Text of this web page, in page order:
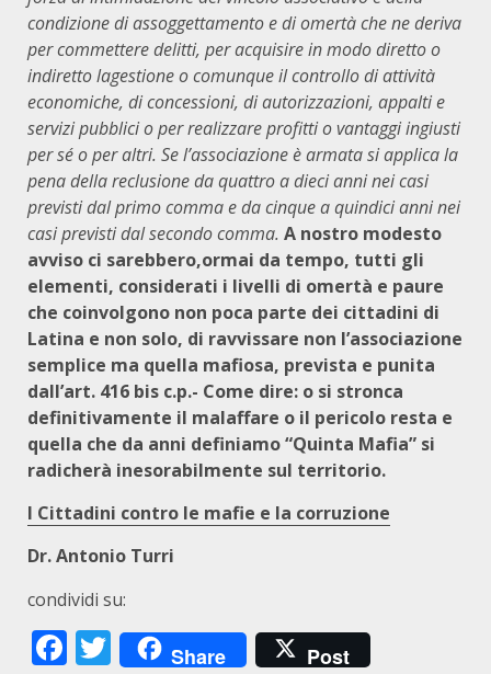
condizione di assoggettamento e di omertà che ne deriva
per commettere delitti, per acquisire in modo diretto o
indiretto lagestione o comunque il controllo di attività
economiche, di concessioni, di autorizzazioni, appalti e
servizi pubblici o per realizzare profitti o vantaggi ingiusti
per sé o per altri. Se l’associazione è armata si applica la
pena della reclusione da quattro a dieci anni nei casi
previsti dal primo comma e da cinque a quindici anni nei
casi previsti dal secondo comma. A nostro modesto
avviso ci sarebbero,ormai da tempo, tutti gli
elementi, considerati i livelli di omertà e paure
che coinvolgono non poca parte dei cittadini di
Latina e non solo, di ravvissare non l’associazione
semplice ma quella mafiosa, prevista e punita
dall’art. 416 bis c.p.- Come dire: o si stronca
definitivamente il malaffare o il pericolo resta e
quella che da anni definiamo “Quinta Mafia” si
radicherà inesorabilmente sul territorio.
I Cittadini contro le mafie e la corruzione
Dr. Antonio Turri
condividi su:
Facebook
Twitter
Share Post